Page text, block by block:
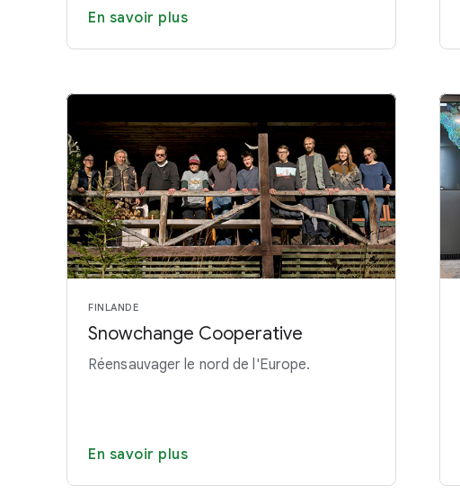
En savoir plus
FINLANDE
Snowchange Cooperative
Réensauvager le nord de l'Europe.
En savoir plus